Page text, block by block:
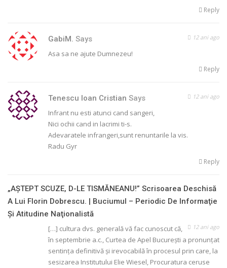
Reply
GabiM. Says 12 ani ago
Asa sa ne ajute Dumnezeu!
Reply
Tenescu Ioan Cristian Says 12 ani ago
Infrant nu esti atunci cand sangeri,
Nici ochii cand in lacrimi ti-s.
Adevaratele infrangeri,sunt renuntarile la vis.
Radu Gyr
Reply
„AŞTEPT SCUZE, D-LE TISMĂNEANU!” Scrisoarea Deschisă
A Lui Florin Dobrescu. | Buciumul – Periodic De Informaţie
Şi Atitudine Naţionalistă
12 ani ago
[…] cultura dvs. generală vă fac cunoscut că,
în septembrie a.c., Curtea de Apel Bucureşti a pronunţat
sentinţa definitivă şi irevocabilă în procesul prin care, la
sesizarea Institutului Elie Wiesel, Procuratura ceruse